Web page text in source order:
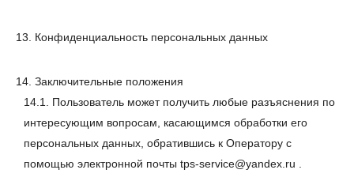
13. Конфиденциальность персональных данных
14. Заключительные положения
14.1. Пользователь может получить любые разъяснения по
интересующим вопросам, касающимся обработки его
персональных данных, обратившись к Оператору с
помощью электронной почты tps-service@yandex.ru .